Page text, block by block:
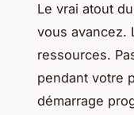
Le vrai atout
vous avancez.
ressources.
pendant votre
démarrage